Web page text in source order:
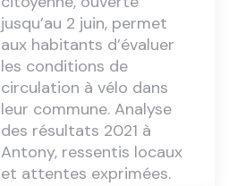
jusqu’au 2 juin, permet
aux habitants d’évaluer
les conditions de
circulation à vélo dans
leur commune. Analyse
des résultats 2021 à
Antony, ressentis locaux
et attentes exprimées.